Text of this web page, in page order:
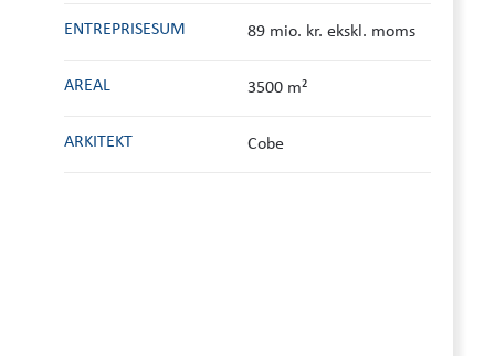
ENTREPRISESUM 89 mio. kr. ekskl. moms
AREAL 3500 m²
ARKITEKT Cobe